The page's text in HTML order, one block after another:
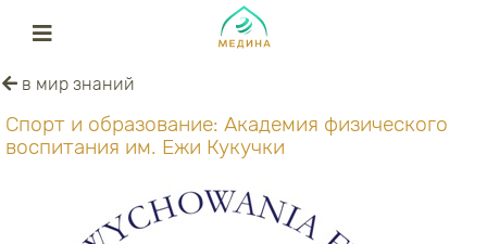
в мир знаний
Спорт и образование: Академия физического
воспитания им. Ежи Кукучки